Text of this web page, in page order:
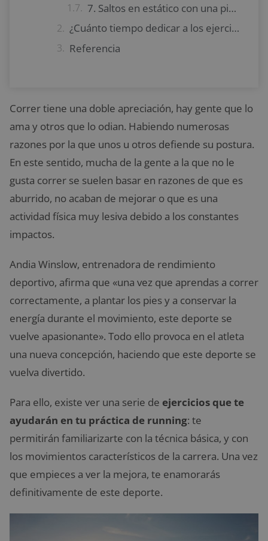
7. Saltos en estático con una pierna
¿Cuánto tiempo dedicar a los ejercicios de técnica de carrera?
Referencia
Correr tiene una doble apreciación, hay gente que lo
ama y otros que lo odian. Habiendo numerosas
razones por la que unos u otros defiende su postura.
En este sentido, mucha de la gente a la que no le
gusta correr se suelen basar en razones de que es
aburrido, no acaban de mejorar o que es una
actividad física muy lesiva debido a los constantes
impactos.
Andia Winslow, entrenadora de rendimiento
deportivo, afirma que «una vez que aprendas a correr
correctamente, a plantar los pies y a conservar la
energía durante el movimiento, este deporte se
vuelve apasionante». Todo ello provoca en el atleta
una nueva concepción, haciendo que este deporte se
vuelva divertido.
Para ello, existe ver una serie de ejercicios que te
ayudarán en tu práctica de running: te
permitirán familiarizarte con la técnica básica, y con
los movimientos característicos de la carrera. Una vez
que empieces a ver la mejora, te enamorarás
definitivamente de este deporte.